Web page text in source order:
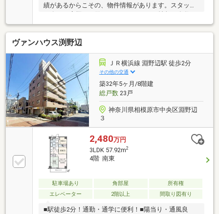
績があるからこその、物件情報があります。スタッフ
用意しております。ご案内・詳細な資料のご請求はお
気軽にどうぞ！インターネット、チラシなどに掲載で
きない物件も多数ございます！■朝日土地建物 橋本店
は新築一戸建てやマンションなど不動産の購入・売却
をサポートする橋本駅徒歩2分の不動産会社です。■未
公開物件情報も多数ございます！不動産に関する事は
なんでもお気軽にご連絡ください。■キッズスペース
もご用意しております。ＤＶＤ、おもちゃ、絵本など
キッズスペースも充実させております。
ヴァンハウス渕野辺
ＪＲ横浜線 淵野辺駅 徒歩2分
その他の交通
築32年5ヶ月/8階建
総戸数23戸
神奈川県相模原市中央区淵野辺
３
2,480万円
3LDK 57.92m2
4階 南東
駐車場あり 角部屋
所有権
エレベーター
2階以上 間取り図有り
■駅徒歩2分！通勤・通学に便利！■陽当り・通風良